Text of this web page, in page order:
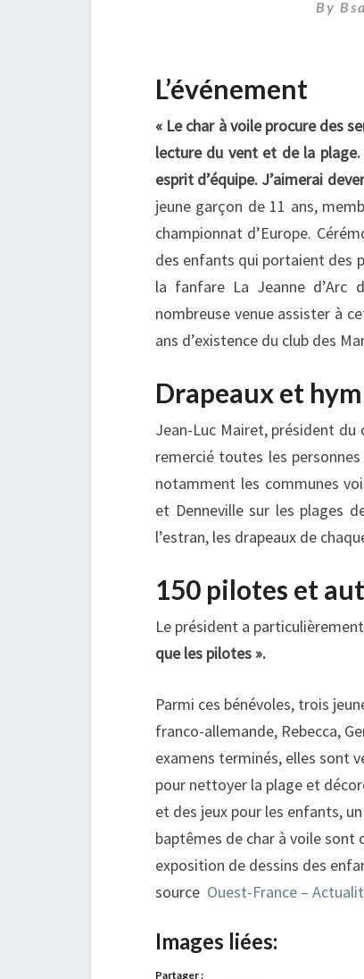
By
L’événement
« Le char à voile procure des
lecture du vent et de la
esprit d’équipe. J’aimerai
jeune garçon de 11 ans,
championnat d’Europe.
des enfants qui portaient des
la fanfare La Jeanne d’Arc
nombreuse venue assister à
ans d’existence du club des
Drapeaux et
Jean-Luc Mairet, président du
remercié toutes les
notamment les communes
et Denneville sur les plages
l’estran, les drapeaux de
150 pilotes et
Le président a
que les pilotes ».
Parmi ces bénévoles, trois
franco-allemande, Rebecca,
examens terminés, elles sont
pour nettoyer la plage et
et des jeux pour les enfants,
baptêmes de char à voile sont
exposition de dessins des
source Ouest-France –
Images liées:
Partager :